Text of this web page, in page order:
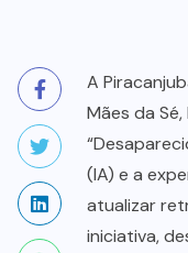
A
Mães da
(IA) e a
atualizar
iniciativa,